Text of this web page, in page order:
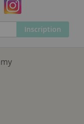
Inscription